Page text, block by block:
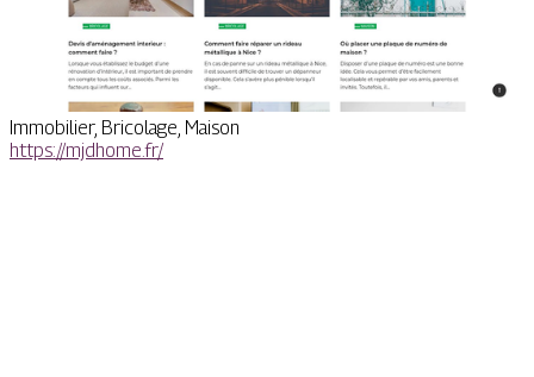
Immobilier, Bricolage, Maison
https://mjdhome.fr/